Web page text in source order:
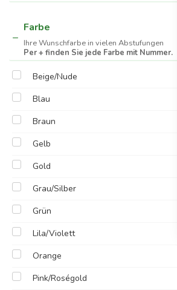
Farbe
Ihre Wunschfarbe in vielen Abstufungen
Per + finden Sie jede Farbe mit Nummer.
Beige/Nude
Blau
Braun
Gelb
Gold
Grau/Silber
Grün
Lila/Violett
Orange
Pink/Roségold